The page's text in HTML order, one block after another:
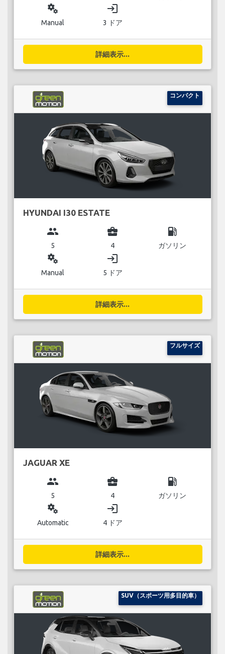
miscellaneous_services
Manual
login
3 ドア
詳細表示...
コンパクト
HYUNDAI I30 ESTATE
group
5
business_center
4
local_gas_station
ガソリン
miscellaneous_services
Manual
login
5 ドア
詳細表示...
フルサイズ
JAGUAR XE
group
5
business_center
4
local_gas_station
ガソリン
miscellaneous_services
Automatic
login
4 ドア
詳細表示...
SUV（スポーツ用多目的車）